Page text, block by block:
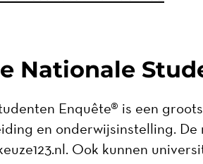
Nationale
Enquête® is een
en onderwijsinstelling.
Ook kunnen